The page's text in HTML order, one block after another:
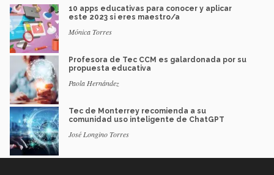
10 apps educativas para conocer y aplicar
este 2023 si eres maestro/a
Mónica Torres
Profesora de Tec CCM es galardonada por su
propuesta educativa
Paola Hernández
Tec de Monterrey recomienda a su
comunidad uso inteligente de ChatGPT
José Longino Torres